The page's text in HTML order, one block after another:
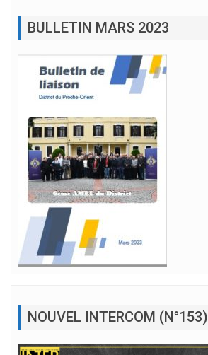
BULLETIN MARS 2023
NOUVEL INTERCOM (N°153)